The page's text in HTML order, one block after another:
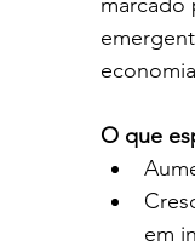
O que
em